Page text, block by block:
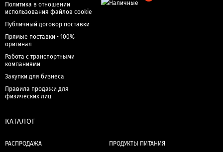
Политика в отношении
использования файлов cookie
Публичный договор поставки
Прямые поставки • 100%
оригинал
Работа с транспортными
компаниями
Закупки для бизнеса
Правила продажи для
физических лиц
КАТАЛОГ
РАСПРОДАЖА
ПРОДУКТЫ ПИТАНИЯ